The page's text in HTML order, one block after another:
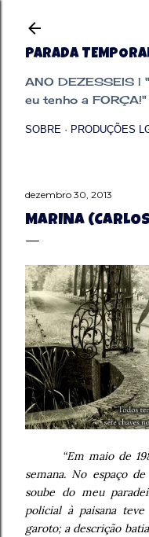
PARADA
ANO DEZESSEIS |
eu tenho a
SOBRE PRODUÇÕES
dezembro 30, 2013
MARINA
“Em maio de
semana. No espaço
soube do meu
policial à paisana
garoto; a descrição